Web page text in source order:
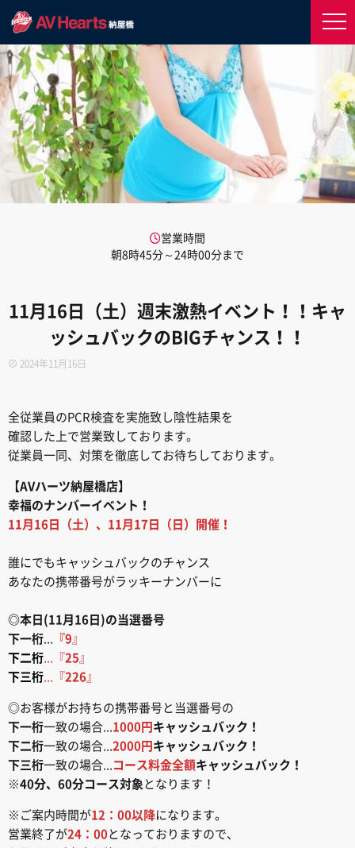
営業時間
朝8時45分～24時00分まで
11月16日（土）週末激熱イベント！！キャ
ッシュバックのBIGチャンス！！
2024年11月16日
全従業員のPCR検査を実施致し陰性結果を
確認した上で営業致しております。
従業員一同、対策を徹底してお待ちしております。
【AVハーツ納屋橋店】
幸福のナンバーイベント！
11月16日（土）、11月17日（日）開催！
誰にでもキャッシュバックのチャンス
あなたの携帯番号がラッキーナンバーに
◎本日(11月16日)の当選番号
下一桁... 『9 』
下二桁...『25 』
下三桁...『226 』
◎お客様がお持ちの携帯番号と当選番号の
下一桁一致の場合...1000円 キャッシュバック！
下二桁一致の場合...2000円 キャッシュバック！
下三桁一致の場合... コース料金全額キャッシュバック！
※40分、60分コース対象 となります！
※ご案内時間が12：00以降になります。
営業終了が24：00となっておりますので、